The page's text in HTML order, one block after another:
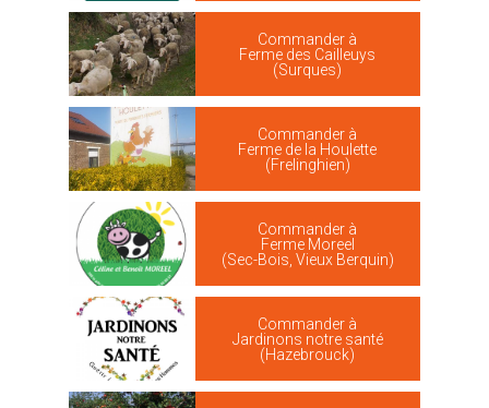
Commander à
Ferme des Cailleuys
(Surques)
Commander à
Ferme de la Houlette
(Frelinghien)
Commander à
Ferme Moreel
(Sec-Bois, Vieux Berquin)
Commander à
Jardinons notre santé
(Hazebrouck)